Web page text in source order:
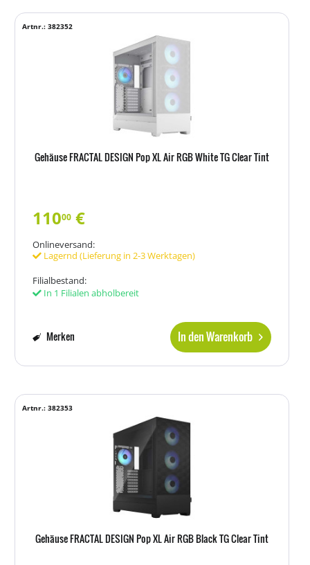
Gehäuse FRACTAL DESIGN Pop XL Air RGB White TG Clear Tint
Artnr.: 382352
11000 €
Onlineversand:
Lagernd (Lieferung in 2-3 Werktagen)
Filialbestand:
In 1 Filialen abholbereit
In den Warenkorb
Merken
Gehäuse FRACTAL DESIGN Pop XL Air RGB Black TG Clear Tint
Artnr.: 382353